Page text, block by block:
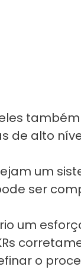
de alto
um
ser
um
o